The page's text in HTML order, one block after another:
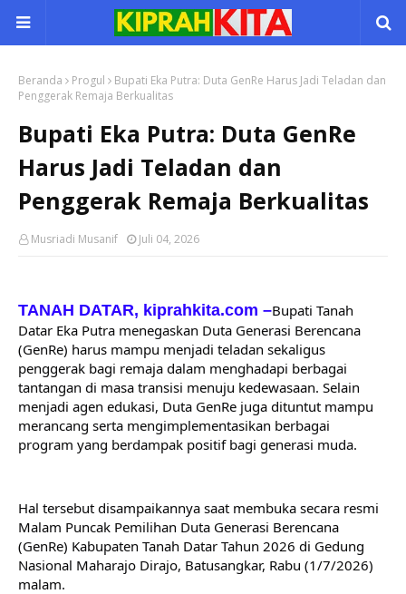
Beranda Progul
Bupati Eka Putra: Duta GenRe Harus Jadi Teladan dan
Penggerak Remaja Berkualitas
Bupati Eka Putra: Duta GenRe
Harus Jadi Teladan dan
Penggerak Remaja Berkualitas
Musriadi Musanif Juli 04, 2026
TANAH DATAR, kiprahkita.com –Bupati Tanah
Datar Eka Putra menegaskan Duta Generasi Berencana
(GenRe) harus mampu menjadi teladan sekaligus
penggerak bagi remaja dalam menghadapi berbagai
tantangan di masa transisi menuju kedewasaan. Selain
menjadi agen edukasi, Duta GenRe juga dituntut mampu
merancang serta mengimplementasikan berbagai
program yang berdampak positif bagi generasi muda.
Hal tersebut disampaikannya saat membuka secara resmi
Malam Puncak Pemilihan Duta Generasi Berencana
(GenRe) Kabupaten Tanah Datar Tahun 2026 di Gedung
Nasional Maharajo Dirajo, Batusangkar, Rabu (1/7/2026)
malam.